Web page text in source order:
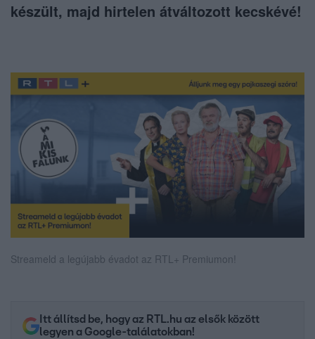
készült, majd hirtelen átváltozott kecskévé!
Streameld a legújabb évadot az RTL+ Premiumon!
Itt állítsd be, hogy az RTL.hu az elsők között
legyen a Google-találatokban!